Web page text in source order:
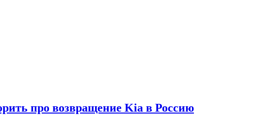
про возвращение Kia в Россию